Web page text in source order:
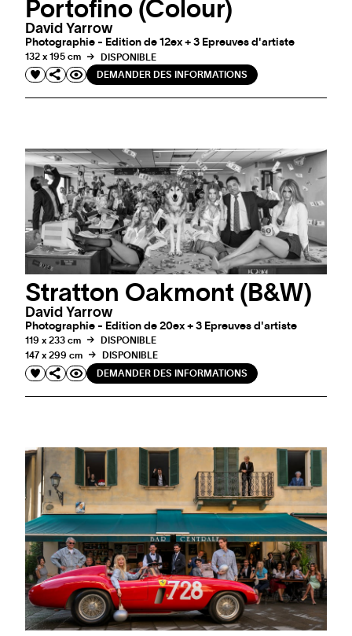
Portofino (Colour)
David Yarrow
Photographie - Edition de 12ex + 3 Epreuves d'artiste
132 x 195 cm
DISPONIBLE
DEMANDER DES INFORMATIONS
Stratton Oakmont (B&W)
David Yarrow
Photographie - Edition de 20ex + 3 Epreuves d'artiste
119 x 233 cm
DISPONIBLE
147 x 299 cm
DISPONIBLE
DEMANDER DES INFORMATIONS